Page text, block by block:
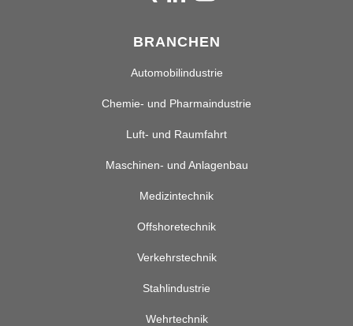
BRANCHEN
Automobilindustrie
Chemie- und Pharmaindustrie
Luft- und Raumfahrt
Maschinen- und Anlagenbau
Medizintechnik
Offshoretechnik
Verkehrstechnik
Stahlindustrie
Wehrtechnik